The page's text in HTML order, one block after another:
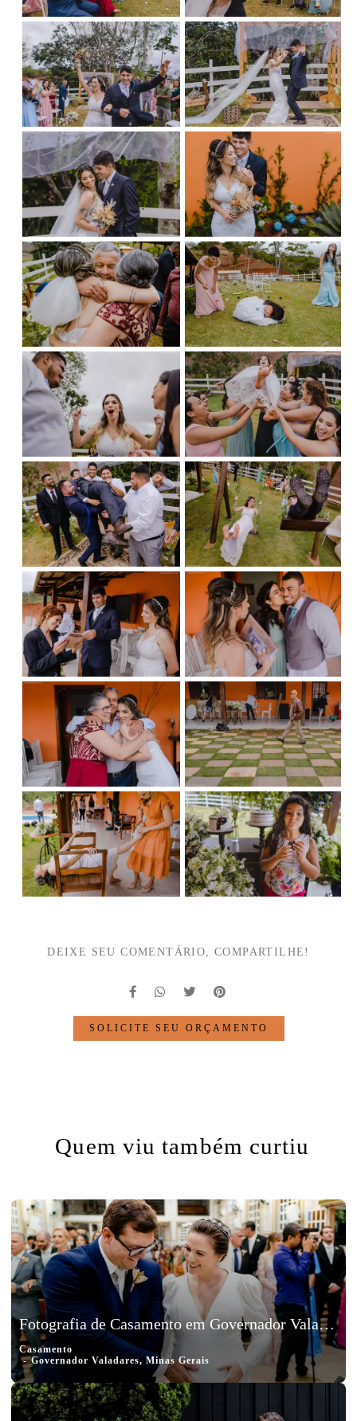
DEIXE SEU COMENTÁRIO, COMPARTILHE!
SOLICITE SEU ORÇAMENTO
Quem viu também curtiu
Fotografia de Casamento em Governador Valadares, Minas Gerais, Lucas e Joana
Casamento
Governador Valadares, Minas Gerais